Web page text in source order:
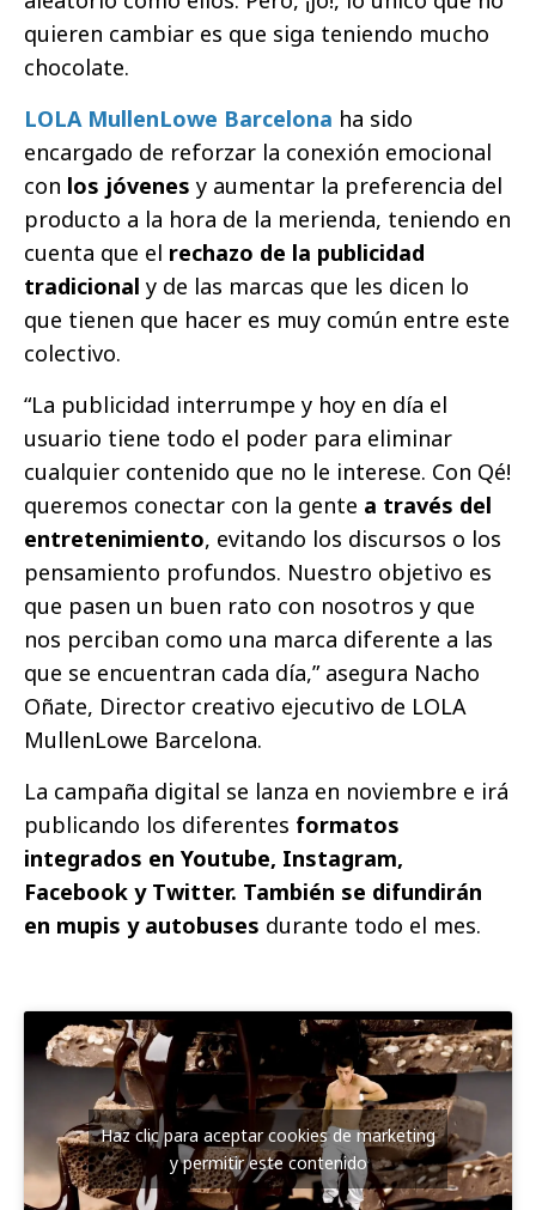
quieren cambiar es que siga teniendo mucho
chocolate.
LOLA MullenLowe Barcelona ha sido
encargado de reforzar la conexión emocional
con los jóvenes y aumentar la preferencia del
producto a la hora de la merienda, teniendo en
cuenta que el rechazo de la publicidad
tradicional y de las marcas que les dicen lo
que tienen que hacer es muy común entre este
colectivo.
“La publicidad interrumpe y hoy en día el
usuario tiene todo el poder para eliminar
cualquier contenido que no le interese. Con Qé!
queremos conectar con la gente a través del
entretenimiento, evitando los discursos o los
pensamiento profundos. Nuestro objetivo es
que pasen un buen rato con nosotros y que
nos perciban como una marca diferente a las
que se encuentran cada día,” asegura Nacho
Oñate, Director creativo ejecutivo de LOLA
MullenLowe Barcelona.
La campaña digital se lanza en noviembre e irá
publicando los diferentes formatos
integrados en Youtube, Instagram,
Facebook y Twitter. También se difundirán
en mupis y autobuses durante todo el mes.
Haz clic para aceptar cookies de marketing
y permitir este contenido